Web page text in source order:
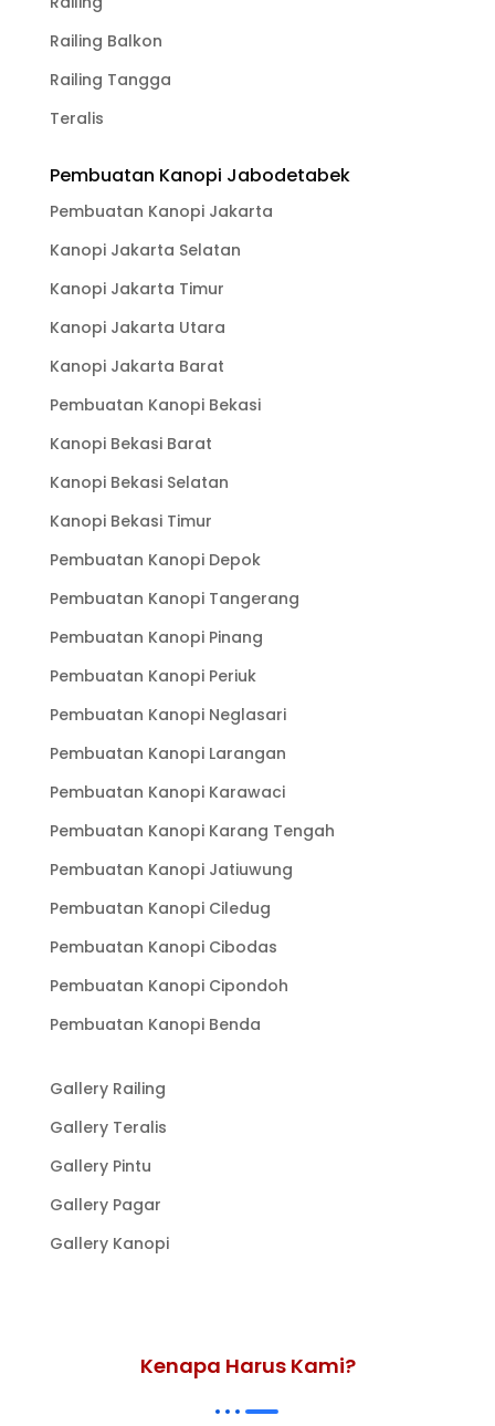
Railing Balkon
Railing Tangga
Teralis
Pembuatan Kanopi Jabodetabek
Pembuatan Kanopi Jakarta
Kanopi Jakarta Selatan
Kanopi Jakarta Timur
Kanopi Jakarta Utara
Kanopi Jakarta Barat
Pembuatan Kanopi Bekasi
Kanopi Bekasi Barat
Kanopi Bekasi Selatan
Kanopi Bekasi Timur
Pembuatan Kanopi Depok
Pembuatan Kanopi Tangerang
Pembuatan Kanopi Pinang
Pembuatan Kanopi Periuk
Pembuatan Kanopi Neglasari
Pembuatan Kanopi Larangan
Pembuatan Kanopi Karawaci
Pembuatan Kanopi Karang Tengah
Pembuatan Kanopi Jatiuwung
Pembuatan Kanopi Ciledug
Pembuatan Kanopi Cibodas
Pembuatan Kanopi Cipondoh
Pembuatan Kanopi Benda
Gallery Railing
Gallery Teralis
Gallery Pintu
Gallery Pagar
Gallery Kanopi
Kenapa Harus Kami?